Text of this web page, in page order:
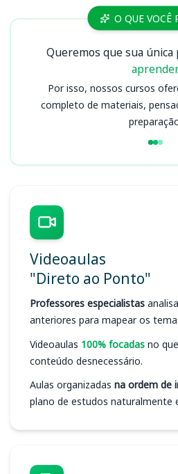
Cursos O QUE VOCÊ
Queremos que sua única
Por isso, nossos cursos
completo de materiais,
Videoaulas
"Direto ao Ponto"
Professores especialistas
anteriores para mapear os
Videoaulas 100% focadas no
conteúdo desnecessário.
Aulas organizadas na ordem de
plano de estudos naturalmente